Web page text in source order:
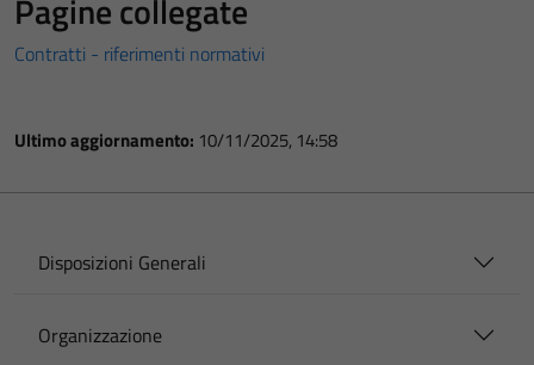
Pagine collegate
Contratti - riferimenti normativi
Ultimo aggiornamento: 10/11/2025, 14:58
Disposizioni Generali
Organizzazione